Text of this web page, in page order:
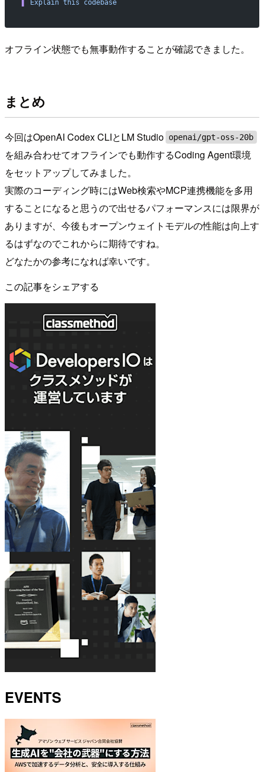
Explain this codebase
オフライン状態でも無事動作することが確認できました。
まとめ
今回はOpenAI Codex CLIとLM Studio openai/gpt-oss-20b
を組み合わせてオフラインでも動作するCoding Agent環境
をセットアップしてみました。
実際のコーディング時にはWeb検索やMCP連携機能を多用
することになると思うので出せるパフォーマンスには限界が
ありますが、今後もオープンウェイトモデルの性能は向上す
るはずなのでこれからに期待ですね。
どなたかの参考になれば幸いです。
この記事をシェアする
EVENTS